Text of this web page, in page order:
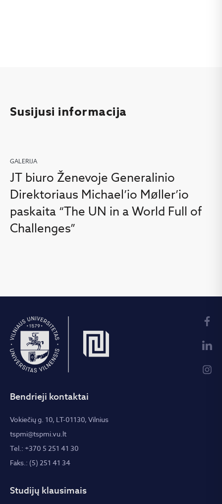
Susijusi informacija
GALERIJA
JT biuro Ženevoje Generalinio
Direktoriaus Michael’io Møller’io
paskaita “The UN in a World Full of
Challenges”
Bendrieji kontaktai
Vokiečių g. 10, LT-01130, Vilnius
tspmi@tspmi.vu.lt
Tel.: +370 5 251 41 30
Faks.: (5) 251 41 34
Studijų klausimais